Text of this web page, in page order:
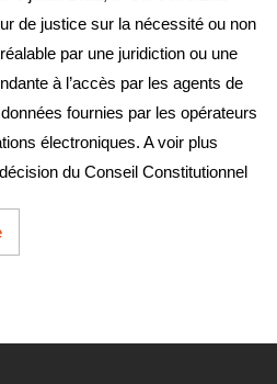
de justice sur la nécessité ou non
par une juridiction ou une
à l’accès par les agents de
fournies par les opérateurs
électroniques. A voir plus
du Conseil Constitutionnel